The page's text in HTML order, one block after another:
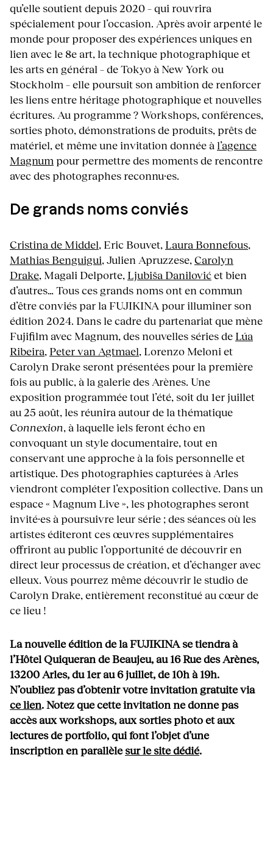
qu’elle soutient depuis 2020 – qui rouvrira
spécialement pour l’occasion. Après avoir arpenté le
monde pour proposer des expériences uniques en
lien avec le 8e art, la technique photographique et
les arts en général – de Tokyo à New York ou
Stockholm – elle poursuit son ambition de renforcer
les liens entre héritage photographique et nouvelles
écritures. Au programme ? Workshops, conférences,
sorties photo, démonstrations de produits, prêts de
matériel, et même une invitation donnée à l’agence
Magnum pour permettre des moments de rencontre
avec des photographes reconnu·es.
De grands noms conviés
Cristina de Middel, Eric Bouvet, Laura Bonnefous,
Mathias Benguigui, Julien Apruzzese,Carolyn
Drake, Magali Delporte, Ljubiša Danilovićet bien
d’autres… Tous ces grands noms ont en commun
d’être conviés par la FUJIKINA pour illuminer son
édition 2024. Dans le cadre du partenariat que mène
Fujifilm avec Magnum, des nouvelles séries de Lúa
Ribeira, Peter van Agtmael, Lorenzo Meloni et
Carolyn Drake seront présentées pour la première
fois au public, à la galerie des Arènes. Une
exposition programmée tout l’été, soit du 1er juillet
au 25 août, les réunira autour de la thématique
Connexion, à laquelle iels feront écho en
convoquant un style documentaire, tout en
conservant une approche à la fois personnelle et
artistique. Des photographies capturées à Arles
viendront compléter l’exposition collective. Dans un
espace « Magnum Live », les photographes seront
invité·es à poursuivre leur série ; des séances où les
artistes éditeront ces œuvres supplémentaires
offriront au public l’opportunité de découvrir en
direct leur processus de création, et d’échanger avec
elleux. Vous pourrez même découvrir le studio de
Carolyn Drake, entièrement reconstitué au cœur de
ce lieu !
La nouvelle édition de la FUJIKINA se tiendra à
l’Hôtel Quiqueran de Beaujeu, au 16 Rue des Arènes,
13200 Arles, du 1er au 6 juillet, de 10h à 19h.
N’oubliez pas d’obtenir votre invitation gratuite via
ce lien.Notez quecette invitation ne donne pas
accès aux workshops, aux sorties photo et aux
lectures de portfolio, qui font l’objet d’une
inscription en parallèlesur le site dédié.